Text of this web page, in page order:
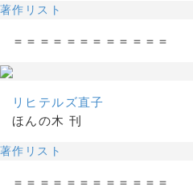
著作リスト
＝＝＝＝＝＝＝＝＝＝＝＝
リヒテルズ直子
ほんの木 刊
著作リスト
＝＝＝＝＝＝＝＝＝＝＝＝